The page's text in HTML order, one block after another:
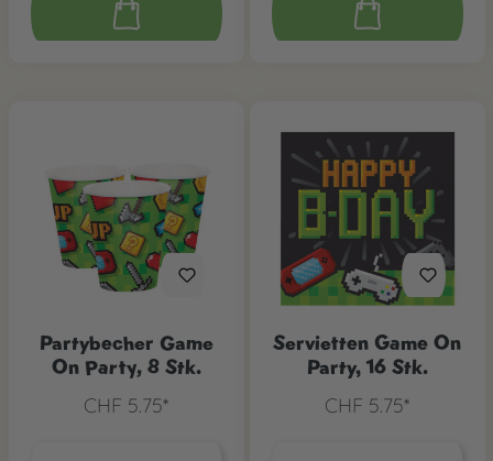
Partybecher Game
On Party, 8 Stk.
CHF 5.75*
Servietten Game On
Party, 16 Stk.
CHF 5.75*